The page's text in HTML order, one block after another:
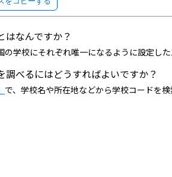
はなんですか？
の学校にそれぞれ唯一になるように設定し
調べるにはどうすればよいですか？
で、学校名や所在地などから学校コードを